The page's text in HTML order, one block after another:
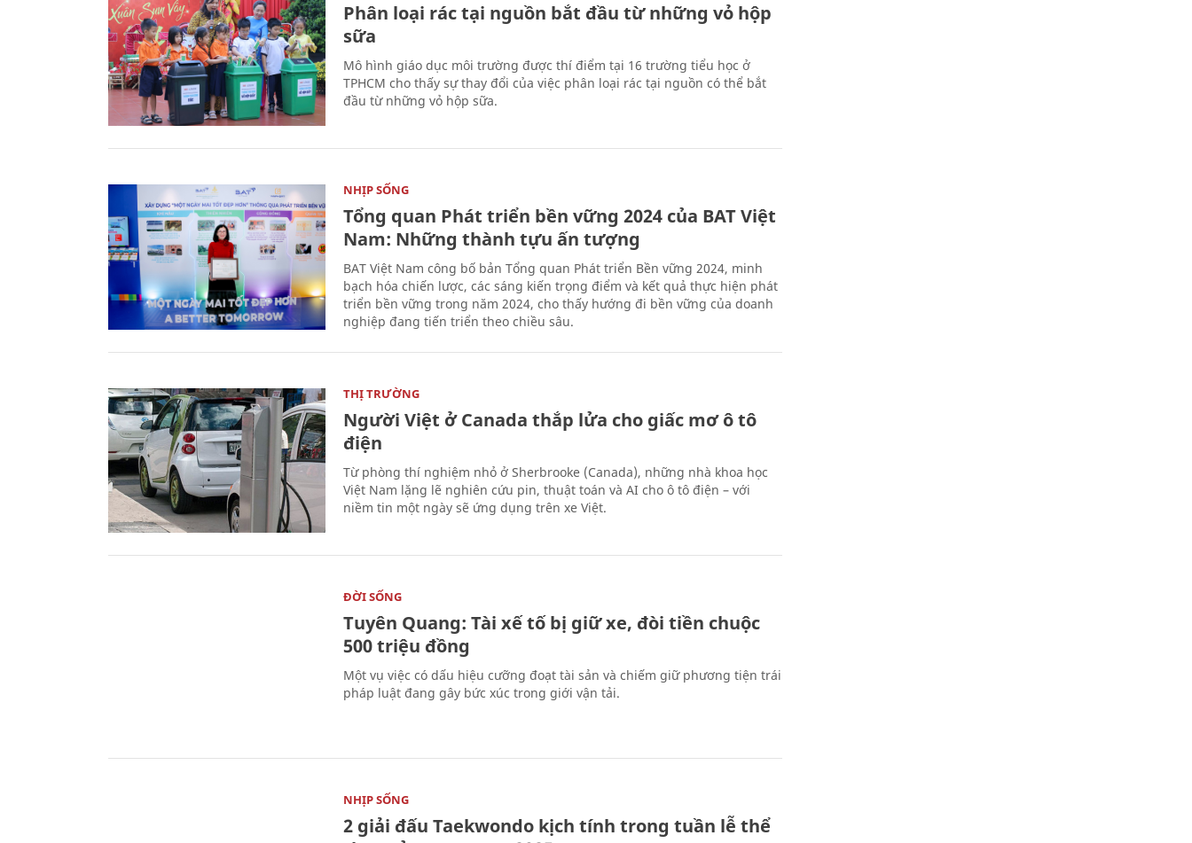
Phân loại rác tại nguồn bắt đầu từ những vỏ hộp
sữa
Mô hình giáo dục môi trường được thí điểm tại 16 trường tiểu học ở
TPHCM cho thấy sự thay đổi của việc phân loại rác tại nguồn có thể bắt
đầu từ những vỏ hộp sữa.
NHỊP SỐNG
Tổng quan Phát triển bền vững 2024 của BAT Việt
Nam: Những thành tựu ấn tượng
BAT Việt Nam công bố bản Tổng quan Phát triển Bền vững 2024, minh
bạch hóa chiến lược, các sáng kiến trọng điểm và kết quả thực hiện phát
triển bền vững trong năm 2024, cho thấy hướng đi bền vững của doanh
nghiệp đang tiến triển theo chiều sâu.
THỊ TRƯỜNG
Người Việt ở Canada thắp lửa cho giấc mơ ô tô
điện
Từ phòng thí nghiệm nhỏ ở Sherbrooke (Canada), những nhà khoa học
Việt Nam lặng lẽ nghiên cứu pin, thuật toán và AI cho ô tô điện – với
niềm tin một ngày sẽ ứng dụng trên xe Việt.
ĐỜI SỐNG
Tuyên Quang: Tài xế tố bị giữ xe, đòi tiền chuộc
500 triệu đồng
Một vụ việc có dấu hiệu cưỡng đoạt tài sản và chiếm giữ phương tiện trái
pháp luật đang gây bức xúc trong giới vận tải.
NHỊP SỐNG
2 giải đấu Taekwondo kịch tính trong tuần lễ thể